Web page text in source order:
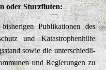
oder Sturzfluten:
Pu­bli­ka­tio­nen des
und Katastrophenhilfe
so­wie die un­ter­schied­li­
und Re­gie­run­gen zu